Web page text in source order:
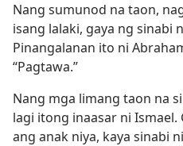
Nang sumunod na taon,
isang lalaki, gaya ng sinabi
Pinangalanan ito ni
“Pagtawa.”
Nang mga limang taon na
lagi itong inaasar ni
ang anak niya, kaya sinabi